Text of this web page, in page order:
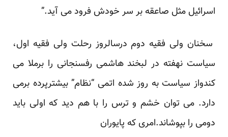
اسرائیل مثل صاعقه بر سر خودش فرود می آید.”
سخنان ولی فقیه دوم درسالروز رحلت ولی فقیه اول،
سیاست نهفته در لبخند هاشمی رفسنجانی را برملا می
کندواز سیاست به روز شده اتمی “نظام” بیشترپرده برمی
دارد. می توان خشم و ترس را با هم دید که اولی باید
دومی را بپوشاند.امری که پایوران